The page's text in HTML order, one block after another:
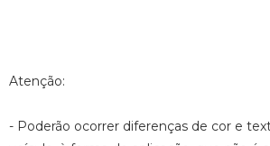
Atenção:
- Poderão ocorrer diferenças de cor e